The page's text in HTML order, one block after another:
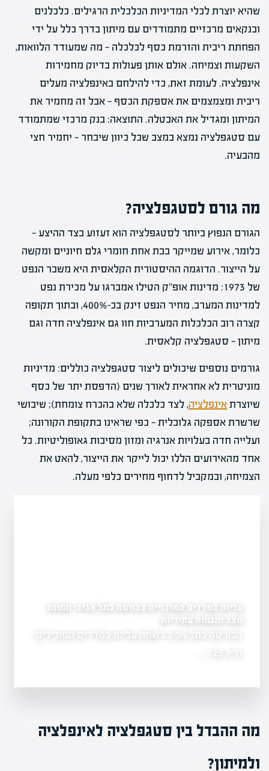
שהיא יוצרת לכלי המדיניות הכלכלית הרגילים. כלכלנים
ובנקאים מרכזיים מתמודדים עם מיתון בדרך כלל על ידי
הפחתת ריבית והזרמת כסף לכלכלה — מה שמעודד הלוואות,
השקעות וצמיחה. אולם אותן פעולות בדיוק מחמירות
אינפלציה. לעומת זאת, כדי להילחם באינפלציה מעלים
ריבית ומצמצמים את אספקת הכסף — אבל זה מחמיר את
המיתון ומגדיל את האבטלה. התוצאה: בנק מרכזי שמתמודד
עם סטגפלציה נמצא במצב שכל כיוון שיבחר — יחמיר חצי
מהבעיה.
מה גורם לסטגפלציה?
הגורם הנפוץ ביותר לסטגפלציה הוא זעזוע בצד ההיצע —
כלומר, אירוע שמייקר בבת אחת חומרי גלם חיוניים ומקשה
על הייצור. הדוגמה ההיסטורית הקלאסית היא משבר הנפט
של 1973: מדינות אופ"ק הטילו אמברגו על מכירת נפט
למדינות המערב, מחיר הנפט זינק בכ-400%, ובתוך תקופה
קצרה רוב הכלכלות המערביות חוו גם אינפלציה חדה וגם
מיתון — סטגפלציה קלאסית.
גורמים נוספים שיכולים ליצור סטגפלציה כוללים: מדיניות
מוניטרית לא אחראית לאורך שנים (הדפסת יתר של כסף
שיוצרתאינפלציה, לצד כלכלה שלא בהכרח צומחת); שיבושי
שרשרת אספקה גלובלית — כפי שראינו בתקופת הקורונה;
ועלייה חדה בעלויות אנרגיה ומזון מסיבות גאופוליטיות. כל
אחד מהאירועים הללו יכול לייקר את הייצור, להאט את
הצמיחה, ובמקביל לדחוף מחירים כלפי מעלה.
מחירים במשק
במשק
עליות במדדים המרכזיים בבורסה בתל אביב: תמונת
מצב ומגמות עתידיות
הבורסה בתל אביב רשמה עליות במדדים המובילים
השווקים
מה ההבדל בין סטגפלציה לאינפלציה
ולמיתון?